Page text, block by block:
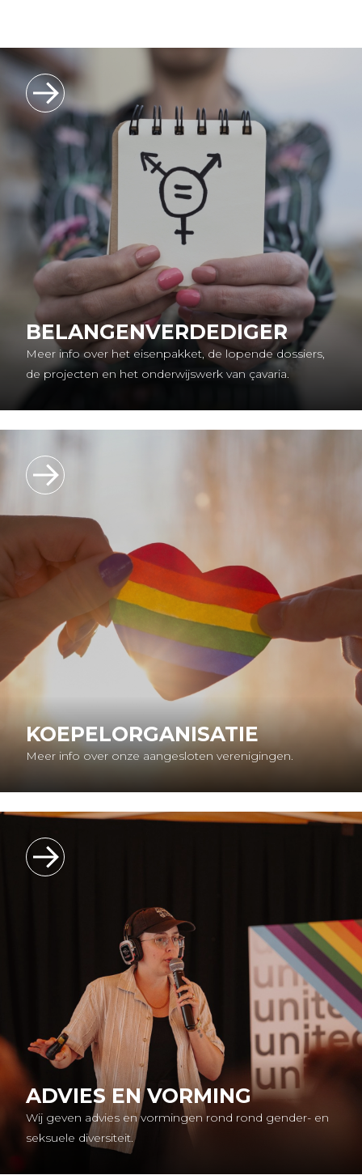
BELANGENVERDEDIGER
Meer info over het eisenpakket, de lopende dossiers,
de projecten en het onderwijswerk van çavaria.
KOEPELORGANISATIE
Meer info over onze aangesloten verenigingen.
ADVIES EN VORMING
Wij geven advies en vormingen rond rond gender- en
seksuele diversiteit.